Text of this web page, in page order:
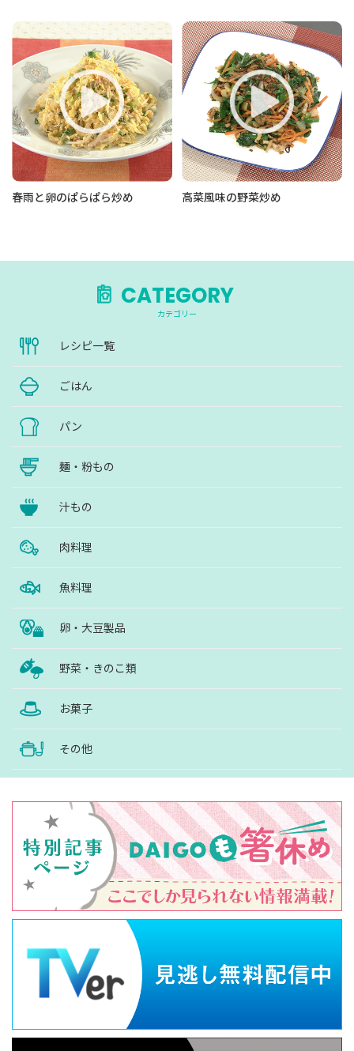
春雨と卵のぱらぱら炒め 高菜風味の野菜炒め
CATEGORY
カテゴリー
レシピ一覧
ごはん
パン
麺・粉もの
汁もの
肉料理
魚料理
卵・大豆製品
野菜・きのこ類
お菓子
その他